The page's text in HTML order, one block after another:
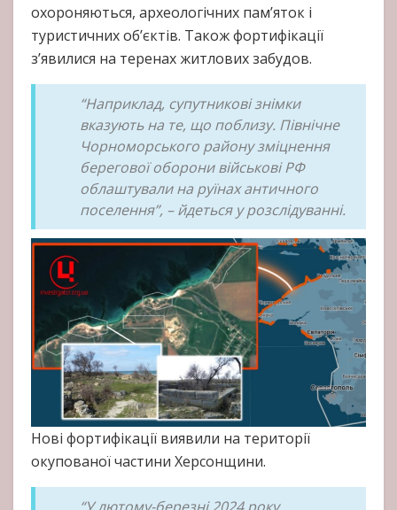
охороняються, археологічних пам’яток і
туристичних об’єктів. Також фортифікації
з’явилися на теренах житлових забудов.
“Наприклад, супутникові знімки
вказують на те, що поблизу. Північне
Чорноморського району зміцнення
берегової оборони військові РФ
облаштували на руїнах античного
поселення”, – йдеться у розслідуванні.
Нові фортифікації виявили на території
окупованої частини Херсонщини.